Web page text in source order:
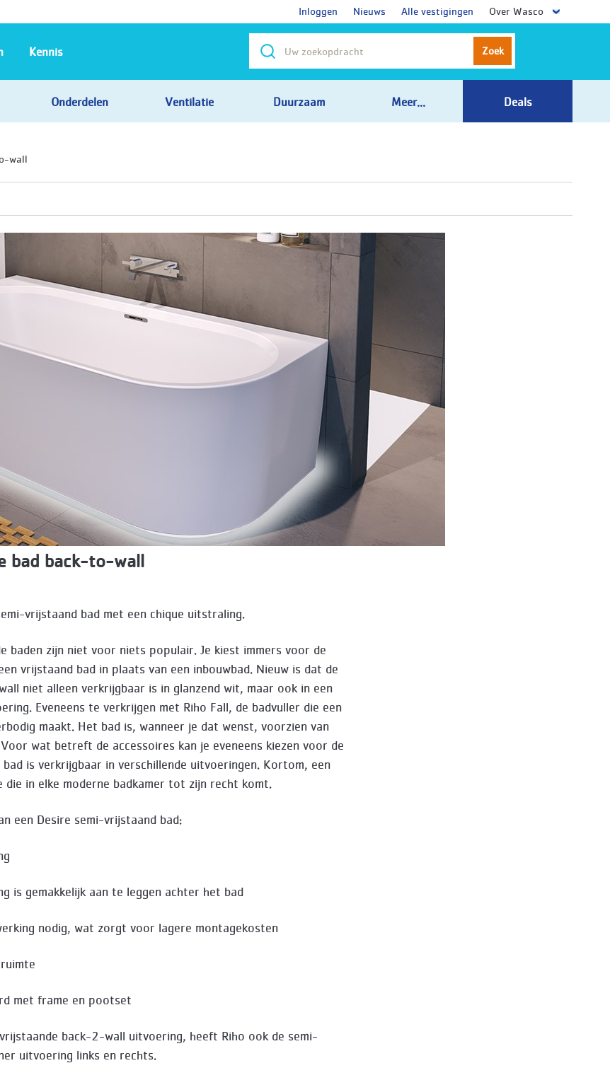
Inloggen Nieuws Alle vestigingen Over Wasco
Zoek
Onderdelen Ventilatie Duurzaam Meer... Deals
Kennis
wall
bad back-to-wall
vrijstaand bad met een chique uitstraling.
baden zijn niet voor niets populair. Je kiest immers voor de
vrijstaand bad in plaats van een inbouwbad. Nieuw is dat de
niet alleen verkrijgbaar is in glanzend wit, maar ook in een
Eveneens te verkrijgen met Riho Fall, de badvuller die een
maakt. Het bad is, wanneer je dat wenst, voorzien van
wat betreft de accessoires kan je eveneens kiezen voor de
is verkrijgbaar in verschillende uitvoeringen. Kortom, een
die in elke moderne badkamer tot zijn recht komt.
een Desire semi-vrijstaand bad:
is gemakkelijk aan te leggen achter het bad
nodig, wat zorgt voor lagere montagekosten
met frame en pootset
back-2-wall uitvoering, heeft Riho ook de semi-
uitvoering links en rechts.